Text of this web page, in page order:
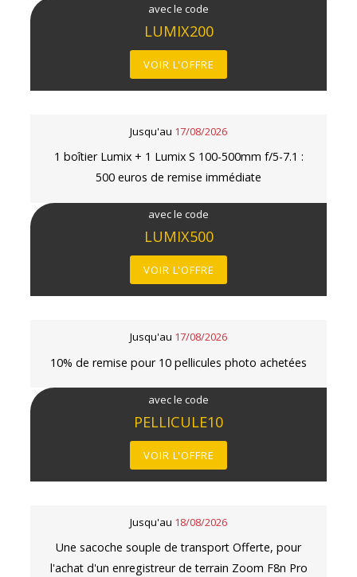
avec le code
LUMIX200
VOIR L'OFFRE
Jusqu'au 17/08/2026
1 boîtier Lumix + 1 Lumix S 100-500mm f/5-7.1 :
500 euros de remise immédiate
avec le code
LUMIX500
VOIR L'OFFRE
Jusqu'au 17/08/2026
10% de remise pour 10 pellicules photo achetées
avec le code
PELLICULE10
VOIR L'OFFRE
Jusqu'au 18/08/2026
Une sacoche souple de transport Offerte, pour
l'achat d'un enregistreur de terrain Zoom F8n Pro